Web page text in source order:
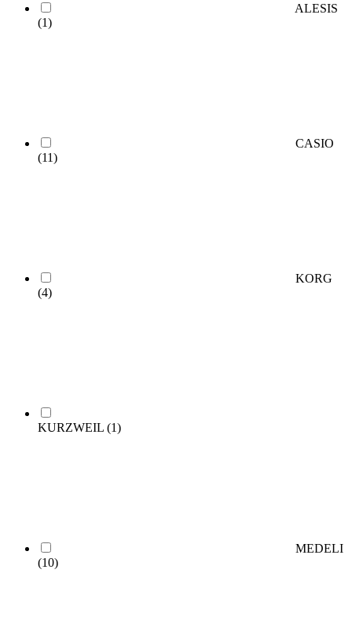
ALESIS
(1)
CASIO
(11)
KORG
(4)
KURZWEIL (1)
MEDELI
(10)